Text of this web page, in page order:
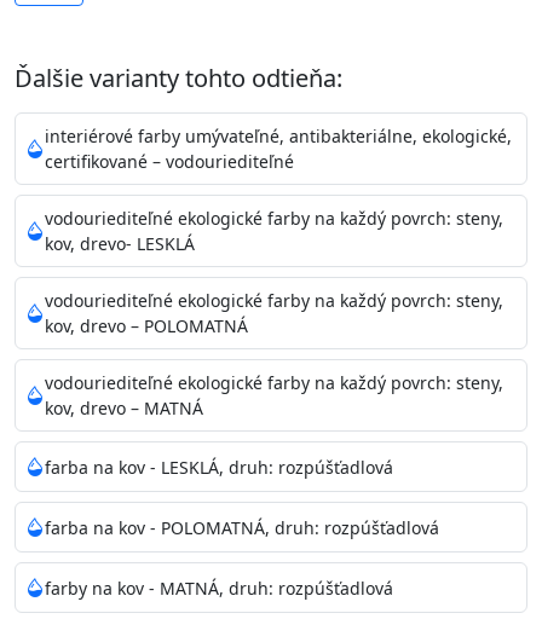
Je interiérová protiplesňová farba s iónmi
Vďaka svojmu špeciálnemu zloženiu
znižuje (o 99,9%) množstvo baktérií na povrchu náteru.
Preto jevhodná na nátery priestor s
vysokými nárokmi na hygienickú čistotu ako sú
nemocnice, pôrodnice, operačné
sály, potravinárske priestory, detské izby, školy,
škôlky, telocvične, a samozrejme je
vhodná aj do bežných priestorov. Je plne umývateľná
(trieda 2 podľa EN 13300) pri
zachovaní priedušnosti vodných pár z natretých
povrchov. Má vynikajúcu kryciu schopnosť,
vysokú výdatnosť a výborný rozliv. Je možné ju tónovať v
bohatej škále odtieňov.
Odtieň: Biela + je možné tónovať podľa RAL, NCS,
Pantone
Ďalšie varianty tohto odtieňa:
interiérové farby umývateľné, antibakteriálne, ekologické,
certifikované – vodouriediteľné
vodouriediteľné ekologické farby na každý povrch: steny,
kov, drevo- LESKLÁ
vodouriediteľné ekologické farby na každý povrch: steny,
kov, drevo – POLOMATNÁ
vodouriediteľné ekologické farby na každý povrch: steny,
kov, drevo – MATNÁ
farba na kov - LESKLÁ, druh: rozpúšťadlová
farba na kov - POLOMATNÁ, druh: rozpúšťadlová
farby na kov - MATNÁ, druh: rozpúšťadlová